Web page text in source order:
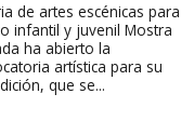
de artes escénicas para
infantil y juvenil Mostra
ha abierto la
artística para su
que se...